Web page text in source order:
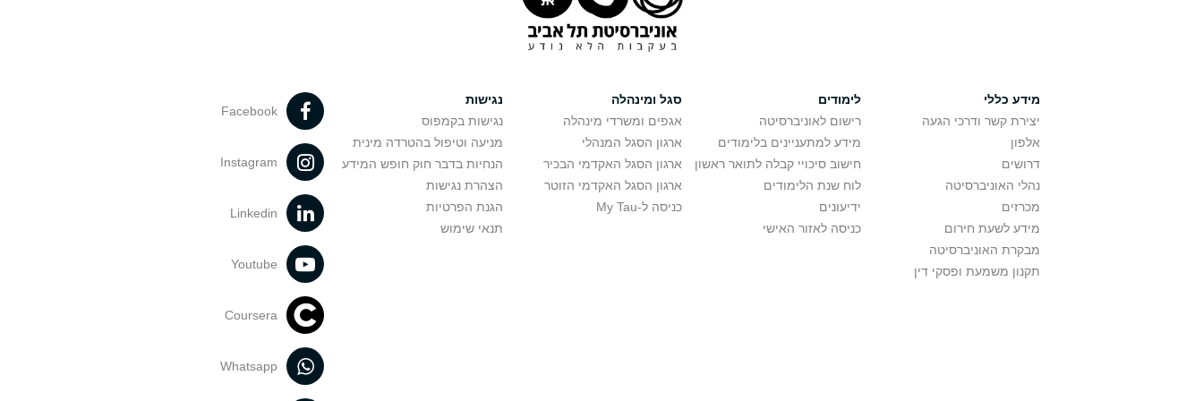
מידע כללי
יצירת קשר ודרכי הגעה
אלפון
דרושים
נהלי האוניברסיטה
מכרזים
מידע לשעת חירום
מבקרת האוניברסיטה
תקנון משמעת ופסקי דין
לימודים
רישום לאוניברסיטה
מידע למתעניינים בלימודים
חישוב סיכויי קבלה לתואר ראשון
לוח שנת הלימודים
ידיעונים
כניסה לאזור האישי
סגל ומינהלה
אגפים ומשרדי מינהלה
ארגון הסגל המנהלי
ארגון הסגל האקדמי הבכיר
ארגון הסגל האקדמי הזוטר
כניסה ל-My Tau
נגישות
נגישות בקמפוס
מניעה וטיפול בהטרדה מינית
הנחיות בדבר חוק חופש המידע
הצהרת נגישות
הגנת הפרטיות
תנאי שימוש
Facebook
Instagram
Linkedin
Youtube
Coursera
Whatsapp